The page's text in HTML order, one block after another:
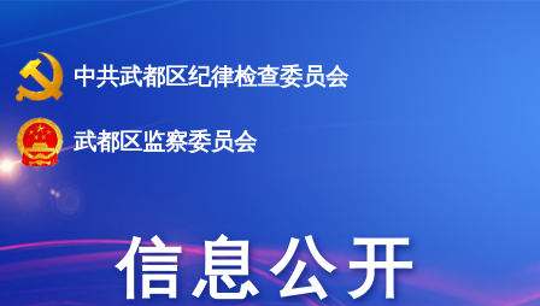
中共武都区纪律检查委员会
武都区监察委员会
信息公开